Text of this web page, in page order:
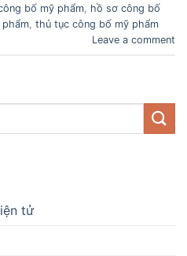
bố mỹ phẩm, hồ sơ công bố
, thủ tục công bố mỹ phẩm
Leave a comment
tử